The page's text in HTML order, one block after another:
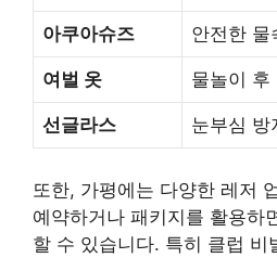
아쿠아슈즈 안전한 물
여벌 옷 물놀이 후
선글라스 눈부심 방
또한, 가평에는 다양한 레저
예약하거나 패키지를 활용하
할 수 있습니다. 특히 클럽 비